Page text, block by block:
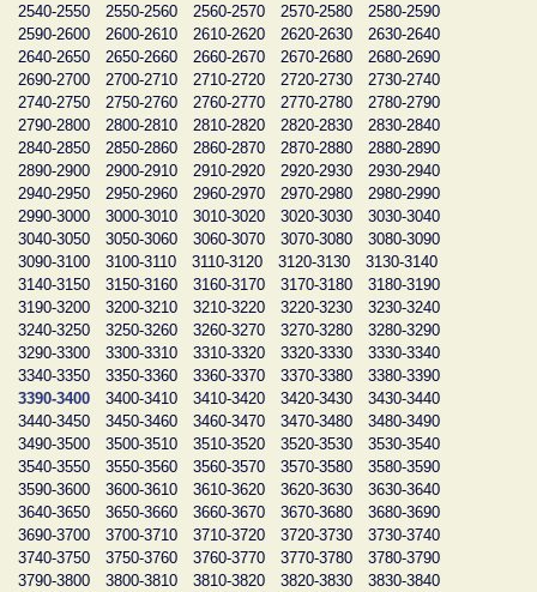
2540-2550
2550-2560 2560-2570 2570-2580
2580-2590
2590-2600
2600-2610 2610-2620 2620-2630
2630-2640
2640-2650
2650-2660 2660-2670 2670-2680
2680-2690
2690-2700
2700-2710 2710-2720 2720-2730
2730-2740
2740-2750
2750-2760 2760-2770 2770-2780
2780-2790
2790-2800
2800-2810 2810-2820 2820-2830
2830-2840
2840-2850
2850-2860 2860-2870 2870-2880
2880-2890
2890-2900
2900-2910 2910-2920 2920-2930
2930-2940
2940-2950
2950-2960 2960-2970 2970-2980
2980-2990
2990-3000
3000-3010 3010-3020 3020-3030
3030-3040
3040-3050
3050-3060 3060-3070 3070-3080
3080-3090
3090-3100
3100-3110 3110-3120 3120-3130
3130-3140
3140-3150
3150-3160 3160-3170 3170-3180
3180-3190
3190-3200
3200-3210 3210-3220 3220-3230
3230-3240
3240-3250
3250-3260 3260-3270 3270-3280
3280-3290
3290-3300
3300-3310 3310-3320 3320-3330
3330-3340
3340-3350
3350-3360 3360-3370 3370-3380
3380-3390
3390-3400
3400-3410 3410-3420 3420-3430
3430-3440
3440-3450
3450-3460 3460-3470 3470-3480
3480-3490
3490-3500
3500-3510 3510-3520 3520-3530
3530-3540
3540-3550
3550-3560 3560-3570 3570-3580
3580-3590
3590-3600
3600-3610 3610-3620 3620-3630
3630-3640
3640-3650
3650-3660 3660-3670 3670-3680
3680-3690
3690-3700
3700-3710 3710-3720 3720-3730
3730-3740
3740-3750
3750-3760 3760-3770 3770-3780
3780-3790
3790-3800
3800-3810 3810-3820 3820-3830
3830-3840